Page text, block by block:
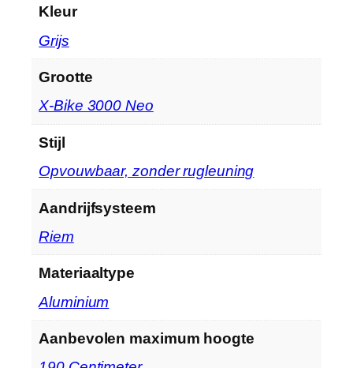
Kleur
‎Grijs
Grootte
‎X-Bike 3000 Neo
Stijl
‎Opvouwbaar, zonder rugleuning
Aandrijfsysteem
‎Riem
Materiaaltype
‎Aluminium
Aanbevolen maximum hoogte